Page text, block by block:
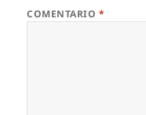
COMENTARIO *